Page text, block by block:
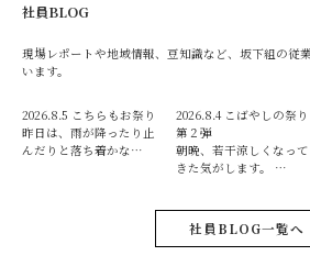
社員BLOG
現場レポートや地域情報、豆知識など、坂下組の従
います。
2026.8.5 こちらもお祭り
昨日は、雨が降ったり止
んだりと落ち着かな…
2026.8.4 こばやしの祭り
第２弾
朝晩、若干涼しくなって
きた気がします。 …
社員BLOG一覧へ